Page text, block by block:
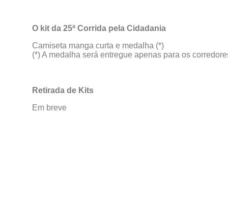
O kit da 25ª Corrida pela Cidadania
Camiseta manga curta e medalha (*)
(*) A medalha será entregue apenas para os
Retirada de Kits
Em breve